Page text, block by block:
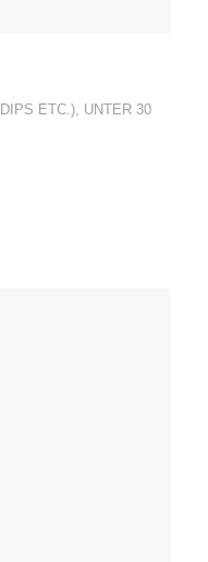
ETC.), UNTER 30